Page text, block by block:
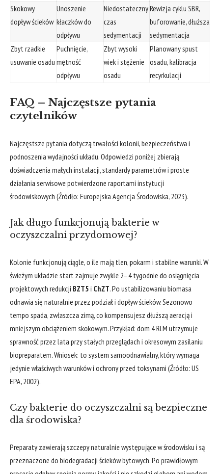
Skokowy
dopływ ścieków
Unoszenie
kłaczków do
odpływu
Niedostateczny
czas
sedymentacji
Rewizja cyklu SBR,
buforowanie, dłuższa
sedymentacja
Zbyt rzadkie
usuwanie osadu
Puchnięcie,
mętność
odpływu
Zbyt wysoki
wiek i stężenie
osadu
Planowany spust
osadu, kalibracja
recyrkulacji
FAQ – Najczęstsze pytania
czytelników
Najczęstsze pytania dotyczą trwałości kolonii, bezpieczeństwa i
podnoszenia wydajności układu. Odpowiedzi poniżej zbierają
doświadczenia małych instalacji, standardy parametrów i proste
działania serwisowe potwierdzone raportami instytucji
środowiskowych (Źródło: Europejska Agencja Środowiska, 2023).
Jak długo funkcjonują bakterie w
oczyszczalni przydomowej?
Kolonie funkcjonują ciągle, o ile mają tlen, pokarm i stabilne warunki. W
świeżym układzie start zajmuje zwykle 2–4 tygodnie do osiągnięcia
projektowych redukcji BZT5 i ChZT. Po ustabilizowaniu biomasa
odnawia się naturalnie przez podział i dopływ ścieków. Sezonowo
tempo spada, zwłaszcza zimą, co kompensujesz dłuższą aeracją i
mniejszym obciążeniem skokowym. Przykład: dom 4 RLM utrzymuje
sprawność przez lata przy stałych przeglądach i okresowym zasilaniu
biopreparatem. Wniosek: to system samoodnawialny, który wymaga
jedynie właściwych warunków i ochrony przed toksynami (Źródło: US
EPA, 2002).
Czy bakterie do oczyszczalni są bezpieczne
dla środowiska?
Preparaty zawierają szczepy naturalnie występujące w środowisku i są
przeznaczone do biodegradacji ścieków bytowych. Po prawidłowym